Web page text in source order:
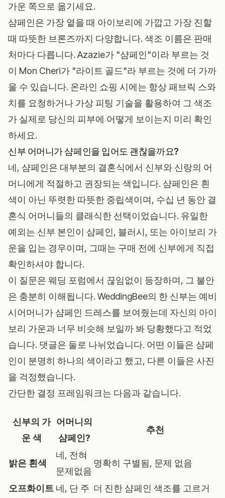
가운 쪽으로 옮기세요.
샴페인은 가장 옅을 때 아이보리에 가깝고 가장 진할
때 따뜻한 브론즈까지 다양합니다. 색조 이름은 판매
처마다 다릅니다. Azazie가 "샴페인"이라 부르는 것
이 Mon Cheri가 "라이트 골드"라 부르는 것에 더 가까
울 수 있습니다. 온라인 쇼핑 시에는 항상 패브릭 스와
치를 요청하거나 가상 피팅 기술을 활용하여 그 색조
가 실제로 당신의 피부에 어떻게 보이는지 미리 확인
하세요.
신부 어머니가 샴페인을 입어도 괜찮을까요?
네, 샴페인은 대부분의 결혼식에서 신부와 신랑의 어
머니에게 적절하고 권장되는 색입니다. 샴페인은 흰
색이 아닌 뚜렷한 따뜻한 중립색이며, 수십 년 동안 결
혼식 어머니들의 클래식한 선택이었습니다. 유일한
예외는 신부 본인이 샴페인, 블러시, 또는 아이보리 가
운을 입는 경우이며, 그때는 구매 전에 신부에게 직접
확인하셔야 합니다.
이 질문은 웨딩 포럼에서 끊임없이 등장하며, 그 불안
은 충분히 이해됩니다. WeddingBee의 한 신부는 예비
시어머니가 샴페인 드레스를 보여줬는데 자신의 아이
보리 가운과 너무 비슷해 보일까 봐 당황했다고 적었
습니다. 댓글은 둘로 나뉘었습니다. 어떤 이들은 샴페
인이 분명히 하나의 색이라고 했고, 다른 이들은 사진
을 걱정했습니다.
간단한 결정 프레임워크는 다음과 같습니다.
신부의 가
운 색
어머니의
샴페인?
추천
밝은 흰색
네, 전혀
문제없음
명확히 구별됨, 문제 없음
오프화이트 네, 단 주 더 진한 샴페인 색조를 고르거